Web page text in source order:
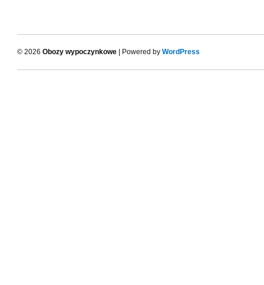
© 2026 Obozy wypoczynkowe | Powered by WordPress